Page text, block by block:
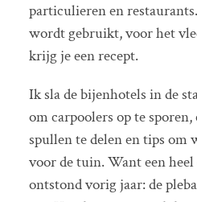
particulieren en
wordt gebruikt, voor het
krijg je een recept.
Ik sla de bijenhotels in de
om carpoolers op te
spullen te delen en tips om
voor de tuin. Want een
ontstond vorig jaar: de